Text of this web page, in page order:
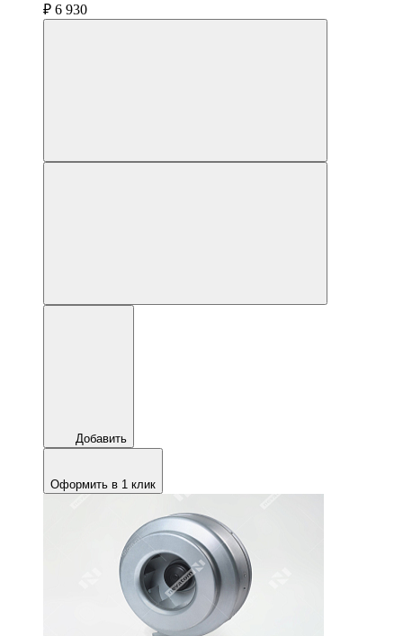
₽ 6 930
Добавить
Оформить в 1 клик